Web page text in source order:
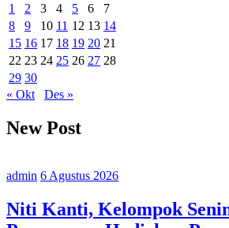
1
2 3 4 5 6
7
8
9 10 11 12 13 14
15 16 17 18 19 20 21
22 23 24 25 26 27 28
29 30
« Okt
Des »
New Post
admin 6 Agustus 2026
Niti Kanti, Kelompok